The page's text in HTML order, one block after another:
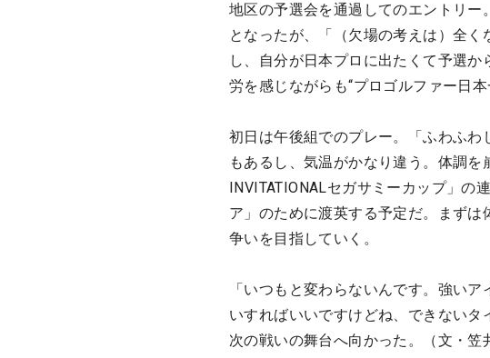
地区の予選会を通過してのエントリ
となったが、「（欠場の考えは）全
し、自分が日本プロに出たくて予選
労を感じながらも“プロゴルファー日
初日は午後組でのプレー。「ふわふ
もあるし、気温がかなり違う。体調
INVITATIONALセガサミーカップ」の
ア」のために渡英する予定だ。まず
争いを目指していく。
「いつもと変わらないんです。強い
いすればいいですけどね、できない
次の戦いの舞台へ向かった。（文・笠